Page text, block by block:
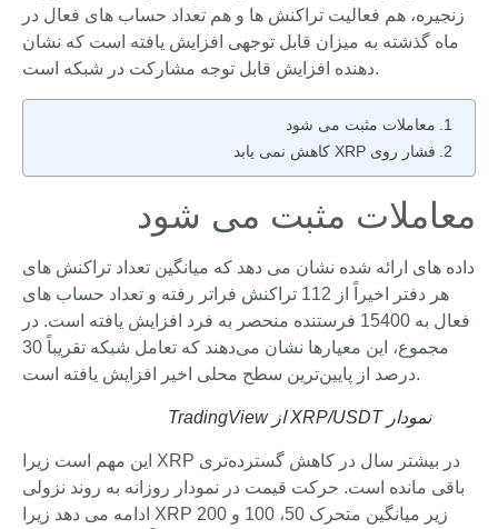
زنجیره، هم فعالیت تراکنش ها و هم تعداد حساب های فعال در
ماه گذشته به میزان قابل توجهی افزایش یافته است که نشان
دهنده افزایش قابل توجه مشارکت در شبکه است.
معاملات مثبت می شود
فشار روی XRP کاهش نمی یابد
معاملات مثبت می شود
داده های ارائه شده نشان می دهد که میانگین تعداد تراکنش های
هر دفتر اخیراً از 112 تراکنش فراتر رفته و تعداد حساب های
فعال به 15400 فرستنده منحصر به فرد افزایش یافته است. در
مجموع، این معیارها نشان می‌دهند که تعامل شبکه تقریباً 30
درصد از پایین‌ترین سطح محلی اخیر افزایش یافته است.
نمودار XRP/USDT از TradingView
این مهم است زیرا XRP در بیشتر سال در کاهش گسترده‌تری
باقی مانده است. حرکت قیمت در نمودار روزانه به روند نزولی
ادامه می دهد زیرا XRP زیر میانگین متحرک 50، 100 و 200